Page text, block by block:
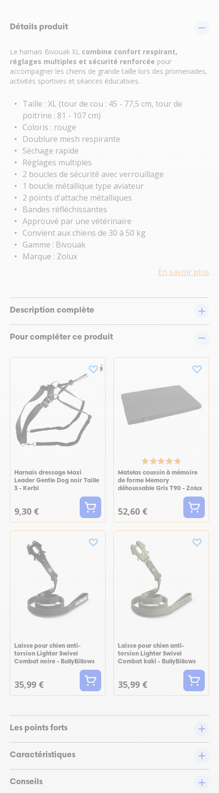
Détails produit
Le harnais Bivouak XL combine confort respirant,
réglages multiples et sécurité renforcée pour
accompagner les chiens de grande taille lors des promenades,
activités sportives et séances éducatives.
Taille : XL (tour de cou : 45 - 77,5 cm, tour de
poitrine : 81 - 107 cm)
Coloris : rouge
Doublure mesh respirante
Séchage rapide
Réglages multiples
2 boucles de sécurité avec verrouillage
1 boucle métallique type aviateur
2 points d'attache métalliques
Bandes réfléchissantes
Approuvé par une vétérinaire
Convient aux chiens de 30 à 50 kg
Gamme : Bivouak
Marque : Zolux
En savoir plus
Description complète
Pour compléter ce produit
Harnais dressage Maxi
Leader Gentle Dog noir Taille
3 - Kerbl
9,30 €
Matelas coussin à mémoire
de forme Memory
déhoussable Gris T90 - Zolux
52,60 €
Laisse pour chien anti-
torsion Lighter Swivel
Combat noire - BullyBillows
35,99 €
Laisse pour chien anti-
torsion Lighter Swivel
Combat kaki - BullyBillows
35,99 €
Les points forts
Caractéristiques
Conseils